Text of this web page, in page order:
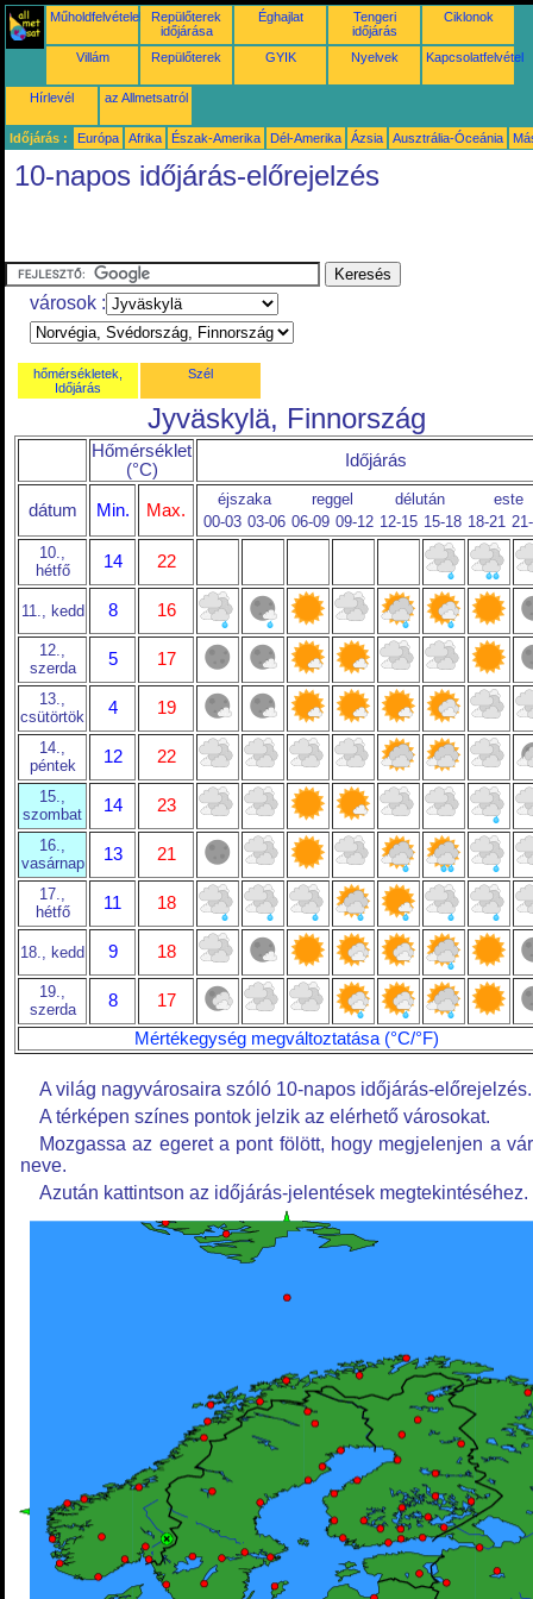
Műholdfelvételek
Repülőterek
időjárása
Éghajlat
Tengeri
időjárás
Ciklonok
Villám Repülőterek GYIK Nyelvek Kapcsolatfelvétel
Hírlevél az Allmetsatról
Időjárás : Európa Afrika Észak-Amerika Dél-Amerika Ázsia Ausztrália-Óceánia
10-napos időjárás-előrejelzés
városok :
hőmérsékletek,
Időjárás
Szél
Jyväskylä, Finnország
Hőmérséklet
(°C)
Időjárás
dátum Min. Max.
éjszaka reggel délután
este
00-03 03-06 06-09 09-12 12-15 15-18 18-21
10.,
hétfő
14 22
11., kedd 8 16
12.,
szerda
5 17
13.,
csütörtök
4 19
14.,
péntek
12 22
15.,
szombat
14 23
16.,
vasárnap
13 21
17.,
hétfő
11 18
18., kedd 9 18
19.,
szerda
8
17
Mértékegység megváltoztatása (°C/°F)
A világ nagyvárosaira szóló 10-napos időjárás-előrejelzés.
A térképen színes pontok jelzik az elérhető városokat.
Mozgassa az egeret a pont fölött, hogy megjelenjen a
neve.
Azután kattintson az időjárás-jelentések megtekintéséhez.